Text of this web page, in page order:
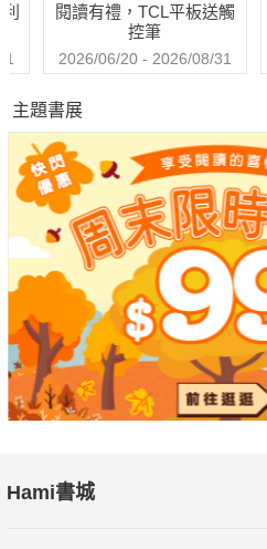
閱讀有禮，TCL平板送觸
控筆
2026/06/20 - 2026/08/31
主題書展
Hami書城